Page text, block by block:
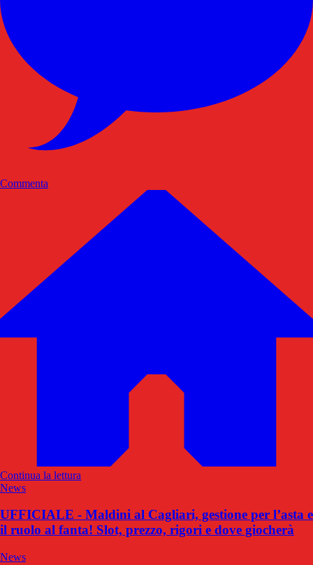
Commenta
Continua la lettura
News
UFFICIALE - Maldini al Cagliari, gestione per l’asta e
il ruolo al fanta! Slot, prezzo, rigori e dove giocherà
News